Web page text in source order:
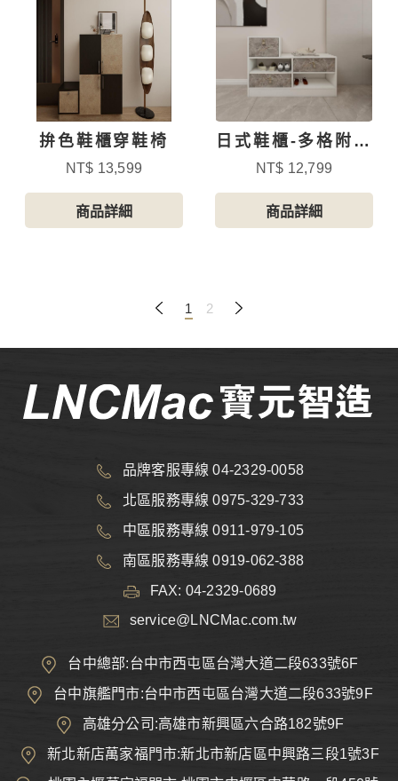
拚色鞋櫃穿鞋椅
NT$ 13,599
商品詳細
日式鞋櫃-多格附抽
屜-2
NT$ 12,799
商品詳細
1 2
品牌客服專線 04-2329-0058
北區服務專線 0975-329-733
中區服務專線 0911-979-105
南區服務專線 0919-062-388
FAX: 04-2329-0689
service@LNCMac.com.tw
台中總部:台中市西屯區台灣大道二段633號6F
台中旗艦門市:台中市西屯區台灣大道二段633號9F
高雄分公司:高雄市新興區六合路182號9F
新北新店萬家福門市:新北市新店區中興路三段1號3F